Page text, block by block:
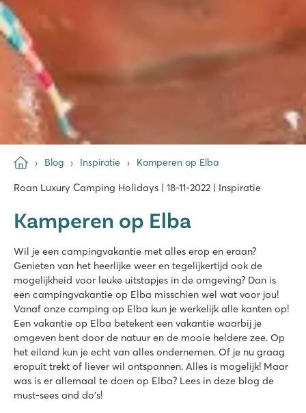
Blog Inspiratie Kamperen op Elba
Roan Luxury Camping Holidays | 18-11-2022 | Inspiratie
Kamperen op Elba
Wil je een campingvakantie met alles erop en eraan?
Genieten van het heerlijke weer en tegelijkertijd ook de
mogelijkheid voor leuke uitstapjes in de omgeving? Dan is
een campingvakantie op Elba misschien wel wat voor jou!
Vanaf onze camping op Elba kun je werkelijk alle kanten op!
Een vakantie op Elba betekent een vakantie waarbij je
omgeven bent door de natuur en de mooie heldere zee. Op
het eiland kun je echt van alles ondernemen. Of je nu graag
eropuit trekt of liever wil ontspannen. Alles is mogelijk! Maar
was is er allemaal te doen op Elba? Lees in deze blog de
must-sees and do's!